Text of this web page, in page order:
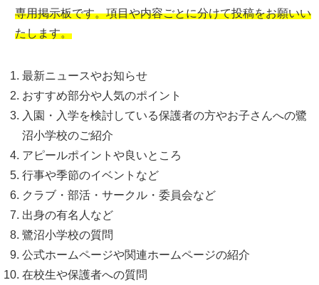
専用掲示板です。項目や内容ごとに分けて投稿をお願いい
たします。
最新ニュースやお知らせ
おすすめ部分や人気のポイント
入園・入学を検討している保護者の方やお子さんへの鷺
沼小学校のご紹介
アピールポイントや良いところ
行事や季節のイベントなど
クラブ・部活・サークル・委員会など
出身の有名人など
鷺沼小学校の質問
公式ホームページや関連ホームページの紹介
在校生や保護者への質問